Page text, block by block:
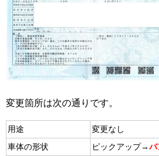
変更箇所は次の通りです。
用途
変更なし
車体の形状
ピックアップ→ バ